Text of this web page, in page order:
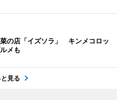
の店「イズソラ」 キンメコロッ
メも
見る